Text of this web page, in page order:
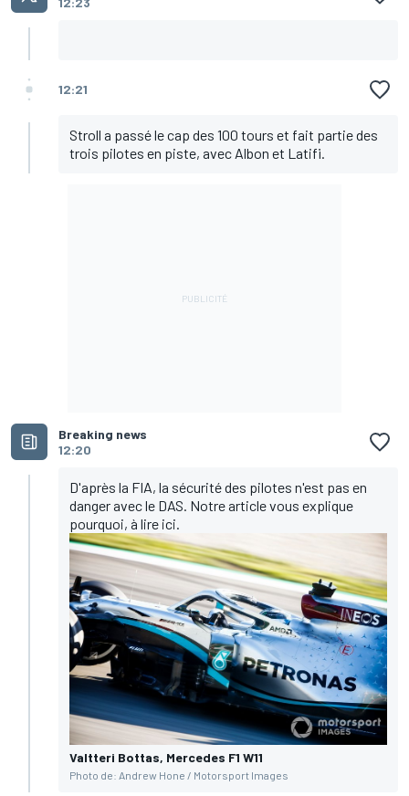
12:21
Stroll a passé le cap des 100 tours et fait partie des
trois pilotes en piste, avec Albon et Latifi.
Breaking news
12:20
D'après la FIA, la sécurité des pilotes n'est pas en
danger avec le DAS. Notre article vous explique
pourquoi, à lire ici.
Valtteri Bottas, Mercedes F1 W11
Photo de: Andrew Hone / Motorsport Images